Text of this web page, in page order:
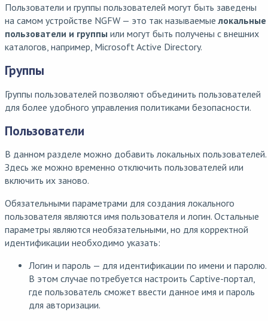
Пользователи и группы пользователей могут быть заведены
на самом устройстве NGFW — это так называемыелокальные
пользователи и группы или могут быть получены с внешних
каталогов, например, Microsoft Active Directory.
Группы
Группы пользователей позволяют объединить пользователей
для более удобного управления политиками безопасности.
Пользователи
В данном разделе можно добавить локальных пользователей.
Здесь же можно временно отключить пользователей или
включить их заново.
Обязательными параметрами для создания локального
пользователя являются имя пользователя и логин. Остальные
параметры являются необязательными, но для корректной
идентификации необходимо указать:
Логин и пароль — для идентификации по имени и паролю.
В этом случае потребуется настроить Captive-портал,
где пользователь сможет ввести данное имя и пароль
для авторизации.